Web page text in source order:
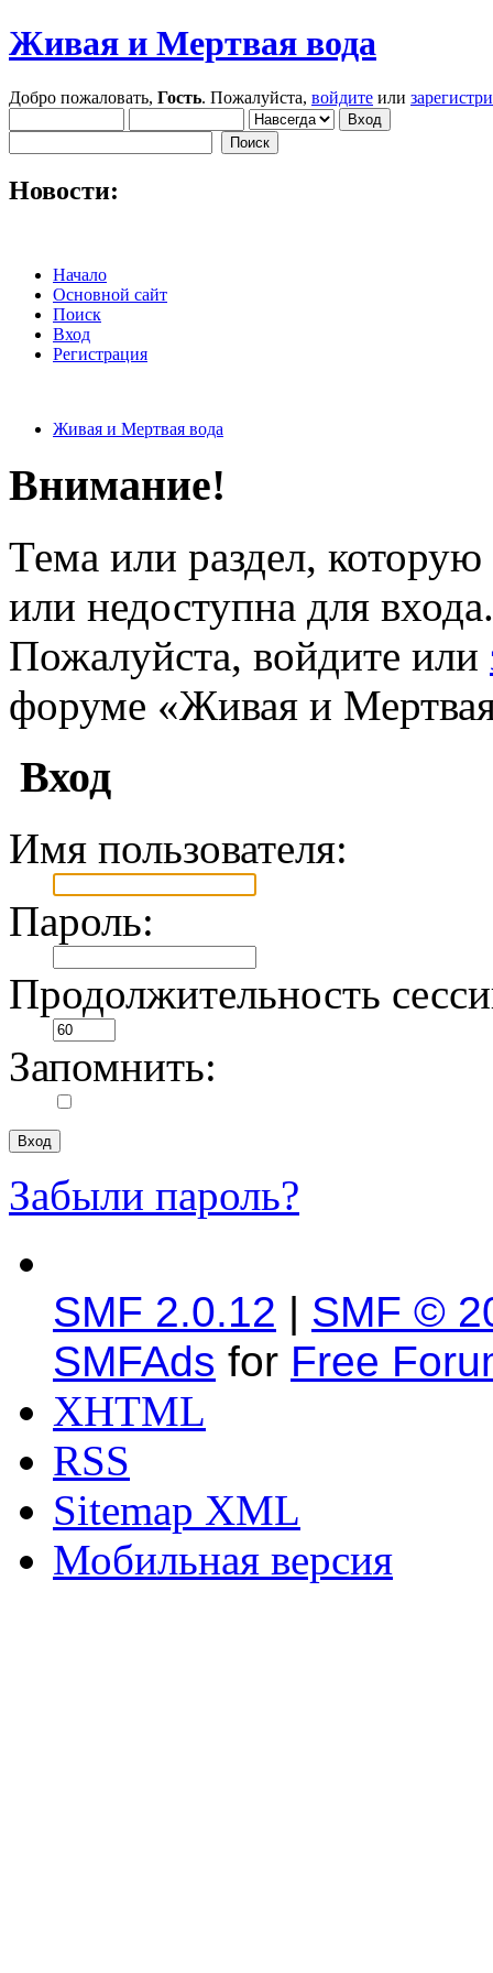
Живая и Мертвая вода
Добро пожаловать, Гость. Пожалуйста, войдите или
Новости:
Начало
Основной сайт
Поиск
Вход
Регистрация
Живая и Мертвая вода
Внимание!
Тема или раздел,
или недоступна для входа.
Пожалуйста, войдите или
форуме «Живая и
Вход
Имя пользователя:
Пароль:
Продолжительность
Запомнить:
Забыли пароль?
SMF 2.0.12 | SMF ©
SMFAds for Free
XHTML
RSS
Sitemap XML
Мобильная версия